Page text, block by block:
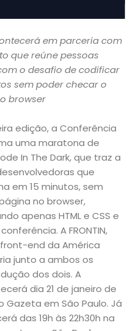
em parceria com
que reúne pessoas
o desafio de codificar
sem poder checar o
browser
edição, a Conferência
uma maratona de
In The Dark, que traz a
que
em 15 minutos, sem
no browser,
apenas HTML e CSS e
A FRONTIN,
end da América
junto a ambos os
dos dois. A
dia 21 de janeiro de
Gazeta em São Paulo. Já
das 19h às 22h30h na